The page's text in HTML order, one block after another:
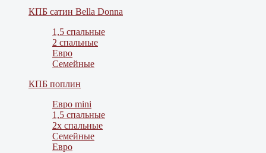
КПБ сатин Bella Donna
1,5 спальные
2 спальные
Евро
Семейные
КПБ поплин
Евро mini
1,5 спальные
2х спальные
Семейные
Евро